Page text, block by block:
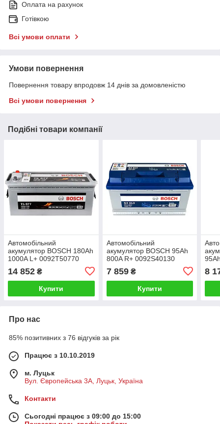
Оплата на рахунок
Готівкою
Всі умови оплати
Умови повернення
Повернення товару впродовж 14 днів за домовленістю
Всі умови повернення
Подібні товари компанії
Автомобільний
акумулятор BOSCH 180Ah
1000A L+ 0092T50770
14 852 ₴
Купити
Автомобільний
акумулятор BOSCH 95Ah
800A R+ 0092S40130
7 859₴
Купити
8
Про нас
85% позитивних з 76 відгуків за рік
Працює з 10.10.2019
м. Луцьк
Вул. Європейська 3А, Луцьк, Україна
Контакти
Сьогодні працює з 09:00 до 15:00